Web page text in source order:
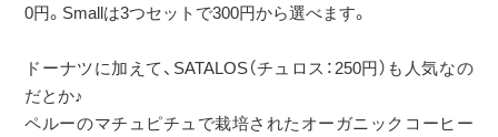
0円。Smallは3つセットで300円から選べます。
ドーナツに加えて、SATALOS（チュロス：250円）も人気なの
だとか♪
ペルーのマチュピチュで栽培されたオーガニックコーヒー